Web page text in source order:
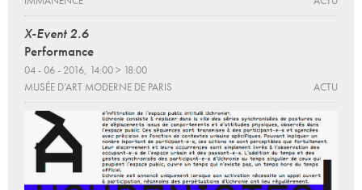
X-Event 2.6
Performance
04 - 06 - 2016, 14:00 > 18:00
MUSÉE D’ART MODERNE DE PARIS
ACTU